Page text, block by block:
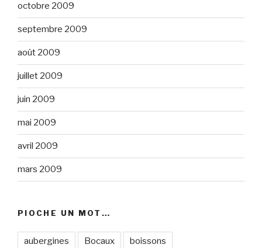
octobre 2009
septembre 2009
août 2009
juillet 2009
juin 2009
mai 2009
avril 2009
mars 2009
PIOCHE UN MOT…
aubergines Bocaux boissons